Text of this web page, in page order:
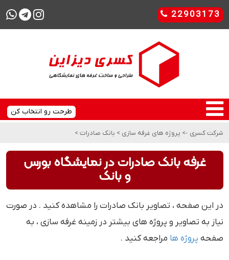
22903173
طرحت رو انتخاب کن
شرکت کسری -> پروژه های غرفه سازی > بانک صادرات >
غرفه بانک صادرات در نمایشگاه بورس
و بانک
در این صفحه ، تصاویر بانک صادرات را مشاهده کنید . در صورت
نیاز به تصاویر و پروژه های بیشتر در زمینه غرفه سازی ، به
صفحه پروژه ها مراجعه کنید .